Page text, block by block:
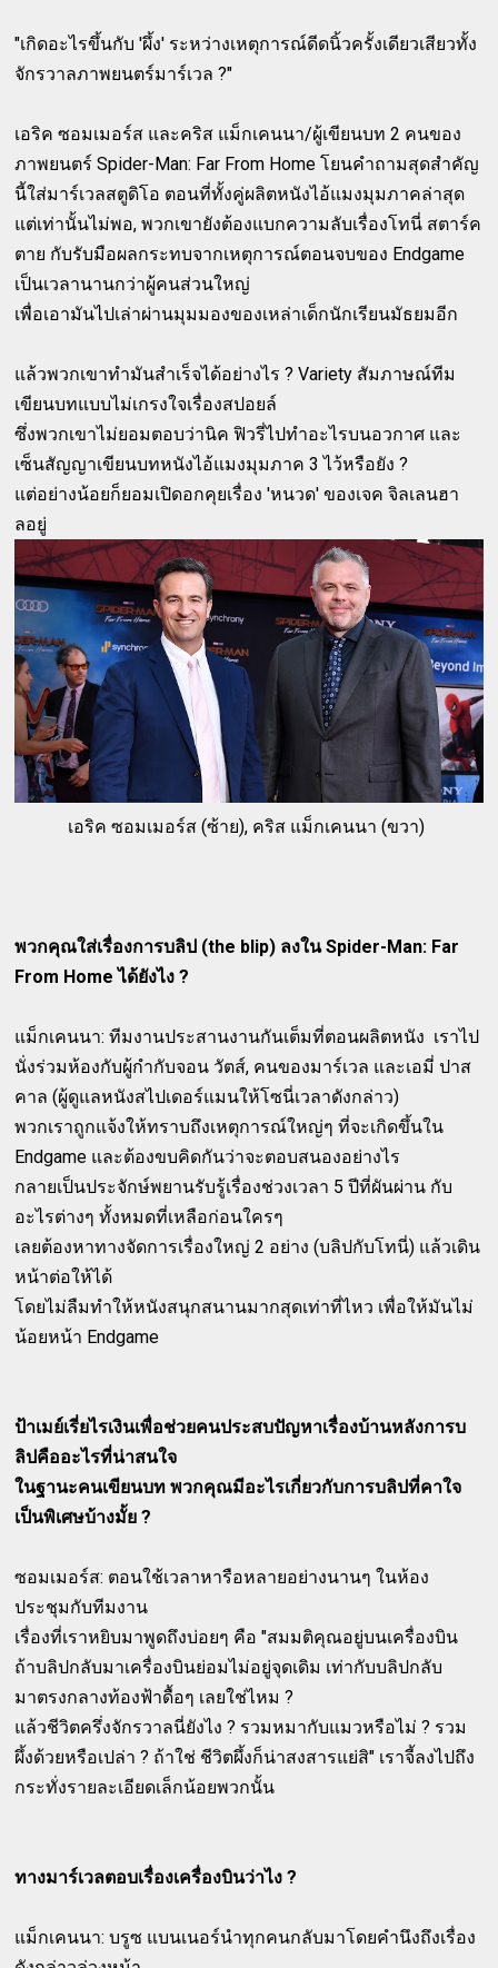
"เกิดอะไรขึ้นกับ 'ผึ้ง' ระหว่างเหตุการณ์ดีดนิ้วครั้งเดียวเสียวทั้ง
จักรวาลภาพยนตร์มาร์เวล ?"
เอริค ซอมเมอร์ส และคริส แม็กเคนนา/ผู้เขียนบท 2 คนของ
ภาพยนตร์ Spider-Man: Far From Home โยนคำถามสุดสำคัญ
นี้ใส่มาร์เวลสตูดิโอ ตอนที่ทั้งคู่ผลิตหนังไอ้แมงมุมภาคล่าสุด
แต่เท่านั้นไม่พอ, พวกเขายังต้องแบกความลับเรื่องโทนี่ สตาร์ค
ตาย กับรับมือผลกระทบจากเหตุการณ์ตอนจบของ Endgame
เป็นเวลานานกว่าผู้คนส่วนใหญ่
เพื่อเอามันไปเล่าผ่านมุมมองของเหล่าเด็กนักเรียนมัธยมอีก
แล้วพวกเขาทำมันสำเร็จได้อย่างไร ? Variety สัมภาษณ์ทีม
เขียนบทแบบไม่เกรงใจเรื่องสปอยล์
ซึ่งพวกเขาไม่ยอมตอบว่านิค ฟิวรี่ไปทำอะไรบนอวกาศ และ
เซ็นสัญญาเขียนบทหนังไอ้แมงมุมภาค 3 ไว้หรือยัง ?
แต่อย่างน้อยก็ยอมเปิดอกคุยเรื่อง 'หนวด' ของเจค จิลเลนฮา
ลอยู่
เอริค ซอมเมอร์ส (ซ้าย), คริส แม็กเคนนา (ขวา)
พวกคุณใส่เรื่องการบลิป (the blip) ลงใน Spider-Man: Far
From Home ได้ยังไง ?
แม็กเคนนา: ทีมงานประสานงานกันเต็มที่ตอนผลิตหนัง เราไป
นั่งร่วมห้องกับผู้กำกับจอน วัตส์, คนของมาร์เวล และเอมี่ ปาส
คาล (ผู้ดูแลหนังสไปเดอร์แมนให้โซนี่เวลาดังกล่าว)
พวกเราถูกแจ้งให้ทราบถึงเหตุการณ์ใหญ่ๆ ที่จะเกิดขึ้นใน
Endgame และต้องขบคิดกันว่าจะตอบสนองอย่างไร
กลายเป็นประจักษ์พยานรับรู้เรื่องช่วงเวลา 5 ปีที่ผันผ่าน กับ
อะไรต่างๆ ทั้งหมดที่เหลือก่อนใครๆ
เลยต้องหาทางจัดการเรื่องใหญ่ 2 อย่าง (บลิปกับโทนี่) แล้วเดิน
หน้าต่อให้ได้
โดยไม่ลืมทำให้หนังสนุกสนานมากสุดเท่าที่ไหว เพื่อให้มันไม่
น้อยหน้า Endgame
ป้าเมย์เรี่ยไรเงินเพื่อช่วยคนประสบปัญหาเรื่องบ้านหลังการบ
ลิปคืออะไรที่น่าสนใจ
ในฐานะคนเขียนบท พวกคุณมีอะไรเกี่ยวกับการบลิปที่คาใจ
เป็นพิเศษบ้างมั้ย ?
ซอมเมอร์ส: ตอนใช้เวลาหารือหลายอย่างนานๆ ในห้อง
ประชุมกับทีมงาน
เรื่องที่เราหยิบมาพูดถึงบ่อยๆ คือ "สมมติคุณอยู่บนเครื่องบิน
ถ้าบลิปกลับมาเครื่องบินย่อมไม่อยู่จุดเดิม เท่ากับบลิปกลับ
มาตรงกลางท้องฟ้าดื้อๆ เลยใช่ไหม ?
แล้วชีวิตครึ่งจักรวาลนี่ยังไง ? รวมหมากับแมวหรือไม่ ? รวม
ผึ้งด้วยหรือเปล่า ? ถ้าใช่ ชีวิตผึ้งก็น่าสงสารแย่สิ" เราจี้ลงไปถึง
กระทั่งรายละเอียดเล็กน้อยพวกนั้น
ทางมาร์เวลตอบเรื่องเครื่องบินว่าไง ?
แม็กเคนนา: บรูซ แบนเนอร์นำทุกคนกลับมาโดยคำนึงถึงเรื่อง